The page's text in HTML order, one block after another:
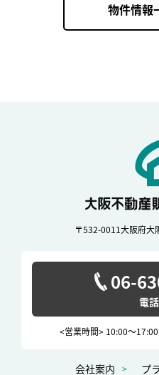
物件情報
〒532-0011大阪府大
06-
<営業時間> 10:00～
会社案内 プ